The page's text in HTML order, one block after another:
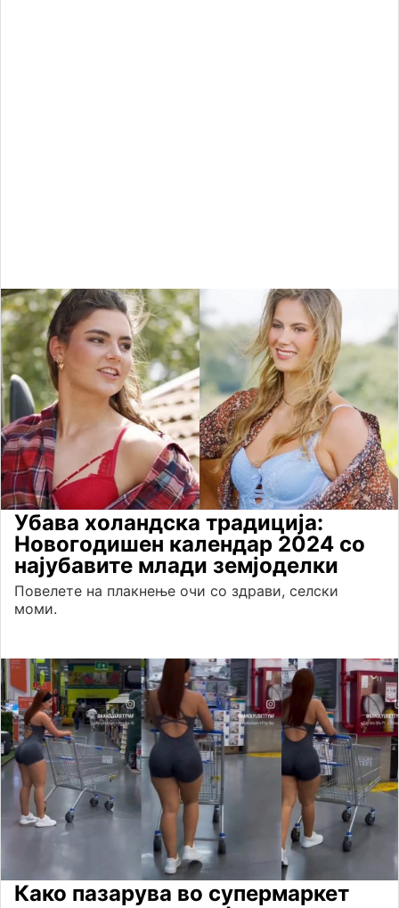
Убава холандска традиција:
Новогодишен календар 2024 со
најубавите млади земјоделки
Повелете на плакнење очи со здрави, селски
моми.
Како пазарува во супермаркет